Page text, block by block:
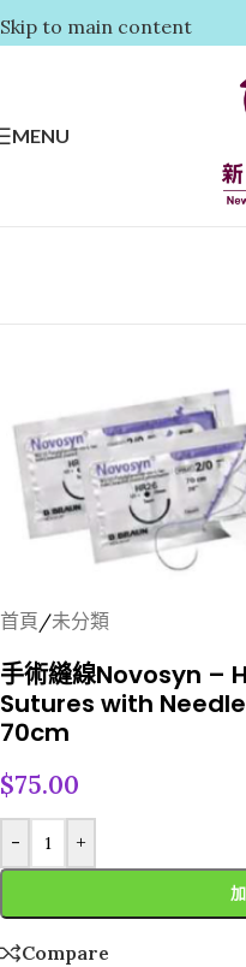
Skip to main content
MENU
首頁 /未分類
手術縫線Novosyn
Sutures with
70cm
$75.00
- +
Compare